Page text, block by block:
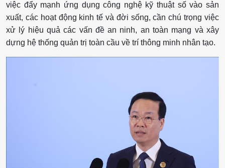
việc đẩy mạnh ứng dụng công nghệ kỹ thuật số vào sản
xuất, các hoạt động kinh tế và đời sống, cần chú trọng việc
xử lý hiệu quả các vấn đề an ninh, an toàn mạng và xây
dựng hệ thống quản trị toàn cầu về trí thông minh nhân tạo.